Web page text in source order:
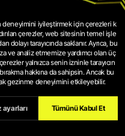
INC.
MARK OFKRAFTON, INC.
iyileştirmek için çerezleri k
çerezler, web sitesinin temel işle
dolayı tarayıcında saklanır. Ayrıca, bu
ve analiz etmemize yardımcı olan üç
yalnızca senin izninle tarayıcın
hakkına da sahipsin. Ancak bu
gezinme deneyimini etkileyebilir.
ayarları Tümünü Kabul Et